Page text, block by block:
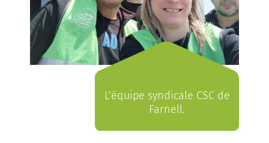
L’équipe syndicale CSC de
Farnell.